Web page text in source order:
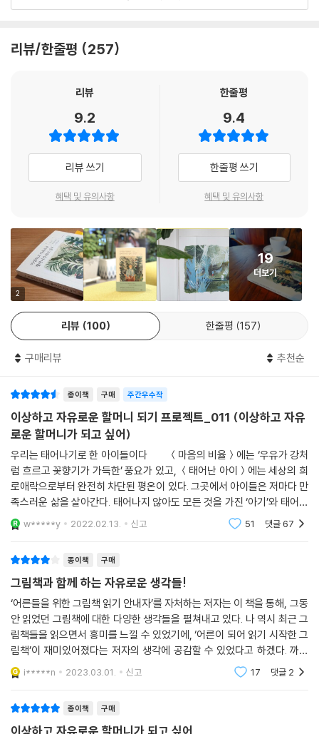
거나 서로의 손을 잡아줄 수 있다. 그런 시간들이 얼마나 아름다운지 나도
딘가에서 나타났다가 또 어딘가로 사라지더라도. 우선은 혼자서, 두 발로,
씩씩하게 걷고 싶다.
이상한 것들은 자주 오해받고 소외된다. 그런데도 나는 자꾸 이상한 것에
마음이 끌린다. 그럴 때의 이상異常은 이상理想을 조금 닮았다. 두 ‘이상’
사이의 교집합 속에는 선한 이들의 각자의 본성대로 거리낌 없이 살아가는
자유로움이 있다. 노력의 방향이, 모두가 정상에 속하게 만들기보다는 누
구도 어디에도 속할 필요가 없게 만드는 쪽으로 움직였으면 하는 마음도
나는 아이들이 쉽게 이해할 수 없는 사람이고 싶다. 이모는 자주 엉뚱한 일
들을 하고 낯선 것들을 보여주는 사람이라고 여기면 좋겠다고 늘 생각한
다. (...) 세상의 언저리에서도 재미나게 잘 살아가는 모습을 아이들에게 보
여주고 싶다.
---「오해받는 사람이 제일 좋아」중에서
모험은 내가 아닌 방식으로 나를 살아보는 일이다.
---「뭔가 또 다른 게 있을 거야」중에서
경험은 한 번도 열어보지 못한 방의 문을 열고 들어가는 것이다. 그때마다
세계가 한 칸씩 넓어진다. 새로 문이 열리면 세계의 모양도 크기도 달라진
다.
---「고양이라는 이름의 문」중에서
아마도 어른이 된다는 건 모순과 부조리와 불행의 중력 속에서 힘껏 저항
하는 경험을 하나씩 늘려가는 일일지도 모른다. 그리고 동시에 그럴 수 없
는 순간을 맞게 되었을 때는 그것을 잘 감내하는 일이기도 할 테다.
자신의 삶을 자기 의지대로 자유롭게 완성해 나가는 것. 생각만 해도 멋진
일이다. 그래서일 것이다. 홀로 아름답게 삶의 주체로 살아가는 할머니들
의 이야기에 매료되는 것은. (...) 그들 모두가 주변 사람들에게 어떤 흔적이
되었을 것이다. 이야기 속에서도 이야기 밖에서도 말이다. 수업에서 이 책
들을 소개할 때마다 우리가 함께 느꼈던 것은 일종의 희망이었다. 누군가
는 응원을 받았다고 했고, 누군가는 영감을 얻었다고도 했다. 이 할머니들
야기의 아름다움 때문만은 아니었을 것이다. 이야기 속에 담긴 단단한 심
지, 그러니까 쇠락해 가는 삶의 이면에는 분명 점진해 나아가는 생의 의미
오늘 조금 더 나은’ 삶을 완성해 나가기 위해, 그림책을 읽고 부단히 세계를
새 우리의 세계도 한 칸, 어쩌면 여러 칸쯤 더 넓어진 것만 같다.
-‘어른들을 위한 그림책 읽기’ 안내자 무루의 첫 에세이
블로그와 SNS를 통해 생활과 사색의 기록을 단정히 쌓아오며 ‘무루’라는
이름을 알린 박서영 작가는 ‘어른들을 위한 그림책 읽기’를 이끌어오며 몇
권의 그림책을 번역하기도 했다. 지난 몇 년 그의 테이블에서는 상기된 얼
굴로 둘러앉은 어른들이 함께 그림책을 보고 이야기를 나누고 그림을 그리
거나 문장을 썼다. 그리고 하나같이 이야기한다. ‘혼자 읽을 때보다 무루의
생각들을 천 삼고 아끼는 그림책들을 실 삼아” 쓴 첫 에세이다. 그의 신간
사전서평단 소식에 300명 가까운 이들이 신청하며 이렇게 적었다. ‘선명
하고 정확하게 한 발 한 발 원하는 방향으로 걸어 나가는 사람의 삶을 더 알
고 닮고 싶고, 그의 시선과 생각이 궁금하다.’
-태어나는 마음과 삽질하는 마음
선명한 길을 따라 성큼성큼 걸어 나가는 듯 보이는 이가 정작 스스로는 지
전히 “자신을 둘러싼 울타리를 수없이 넘나들며 어떤 것은 허물거나 새로
짓기도 하면서 지도를 만들어” 나가는 중이라고 말이다. 그런 그가 그려온
지도는 어떤 모양일까. 음악, 사진, 차, 식물, 온갖 다채로운 ‘구덩이’를 파
면서 ‘삽질의 역사’를 써온 무루가 가장 공들여 그린 지도의 한 부분은 책과
글로 채워져 있다. 20대에는 아이들에게 글을 가르쳤고, 30대에는 청소년
들과 인문서를 읽고 글을 썼으며, 40대인 지금은 어른들을 대상으로 그림
책과 문장 수업을 한다. 가르친 이들의 성장을 지켜보고 독려하며 자신도
그들과 함께 자라난 듯, 스스로 ‘늦된’ 사람이라고 표현하는 그의 글에는
‘성장’과 ‘모험’이라는 키워드가 곳곳에 박혀 있다. 이 책은 어른의 삶에 끼
야기이기도 하다.
“우리는 모두 태어나기로 결심한 아이들이다. 성장은 언제나 균열과 틈, 변
수와 모험들 사이에서 생겨난다. 그 속에서 수많은 ‘선택의 가능성’들을 발
견하며 조금씩 자신을 완성해 나가게 될 것이다.”(1부 1장 「태어나기로 결
심했다」)
-혼자 서는 마음과 세상 끝에 가닿으려는 마음
자유로운 삶을 지향하는 저자가 비혼을 결심할 무렵 그가 아는 어른 중에
나는 매사를 긍정하는 연쇄긍정마連鎖肯定魔들에게 마틴 맥도나의 「필
에게 인생의 비참함을 미리 보여주고, 아이들이 자살을 선택할 수 있도록
은 무루 작가는 우리에게 자신이 겪은 고통과 슬픔과 상처와 후회와 기쁨
과 행복을 보여주고, 모험과 성장은 살아낸 사람만이 누릴 수 있는 진귀한
경험이라고 말한다. 그러니, 당신은 계속 살아가도 괜찮다고.
- 김영민 (서울대 정치외교학부 교수, 『아침에는 죽음을 생각하는 것이 좋다』 저자)
리뷰/한줄평 257
리뷰
9.2
리뷰 쓰기
혜택 및 유의사항
한줄평
9.4
한줄평 쓰기
혜택 및 유의사항
2
19
더보기
리뷰 100 한줄평 157
구매리뷰 추천순
종이책 구매 주간우수작
이상하고 자유로운 할머니 되기 프로젝트_011 (이상하고 자유
로운 할머니가 되고 싶어)
우리는 태어나기로 한 아이들이다 ＜마음의 비율＞에는 ‘우유가 강처
럼 흐르고 꽃향기가 가득한’ 풍요가 있고, ＜태어난 아이＞에는 세상의 희
로애락으로부터 완전히 차단된 평온이 있다. 그곳에서 아이들은 저마다 만
족스러운 삶을 살아간다. 태어나지 않아도 모든 것을 가진 ‘아기’와 태어나
지 않았으므로 아무것도 가질 필요가 없는 ‘아이’. 이유는 달라도
w*****y 2022.02.13. 신고 51 댓글67
종이책 구매
그림책과 함께 하는 자유로운 생각들!
‘어른들을 위한 그림책 읽기 안내자’를 자처하는 저자는 이 책을 통해, 그동
안 읽었던 그림책에 대한 다양한 생각들을 펼쳐내고 있다. 나 역시 최근 그
림책들을 읽으면서 흥미를 느낄 수 있었기에, ‘어른이 되어 읽기 시작한 그
림책’이 재미있어졌다는 저자의 생각에 공감할 수 있었다고 하겠다. 까마
득한 시절 아이에게 그림책을 읽어주던 때의 기억이 되살아나기도 하
고, 이제는 오
i*****n 2023.03.01. 신고 17 댓글 2
종이책 구매
이상하고 자유로운 할머니가 되고 싶어